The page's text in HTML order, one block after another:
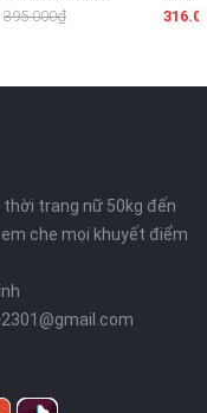
395.000₫
thời trang nữ 50kg đến
che mọi khuyết điểm